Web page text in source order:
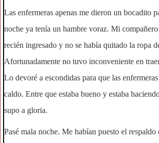
Las enfermeras apenas me dieron un bocadito
noche ya tenía un hambre voraz. Mi
recién ingresado y no se había quitado la ropa
Afortunadamente no tuvo inconveniente en
Lo devoré a escondidas para que las
caldo. Entre que estaba bueno y estaba
supo a gloria.
Pasé mala noche. Me habían puesto el